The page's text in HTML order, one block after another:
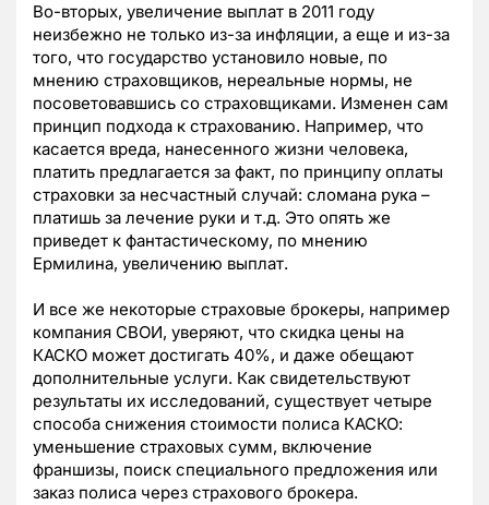
Во-вторых, увеличение выплат в 2011 году
неизбежно не только из-за инфляции, а еще и из-за
того, что государство установило новые, по
мнению страховщиков, нереальные нормы, не
посоветовавшись со страховщиками. Изменен сам
принцип подхода к страхованию. Например, что
касается вреда, нанесенного жизни человека,
платить предлагается за факт, по принципу оплаты
страховки за несчастный случай: сломана рука –
платишь за лечение руки и т.д. Это опять же
приведет к фантастическому, по мнению
Ермилина, увеличению выплат.
И все же некоторые страховые брокеры, например
компания СВОИ, уверяют, что скидка цены на
КАСКО может достигать 40%, и даже обещают
дополнительные услуги. Как свидетельствуют
результаты их исследований, существует четыре
способа снижения стоимости полиса КАСКО:
уменьшение страховых сумм, включение
франшизы, поиск специального предложения или
заказ полиса через страхового брокера.